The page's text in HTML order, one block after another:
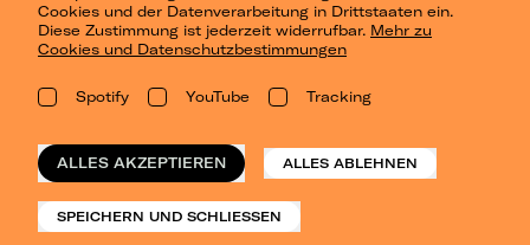
Cookies und der Datenverarbeitung in Drittstaaten ein.
Diese Zustimmung ist jederzeit widerrufbar. Mehr zu
Cookies und Datenschutzbestimmungen
Spotify YouTube Tracking
ALLES AKZEPTIEREN ALLES ABLEHNEN
SPEICHERN UND SCHLIESSEN
Presse
Berlin
Dresden
Leipzig
Konzertsommer Petersberg
Vergangene Shows
o_team
Datenschutz
Impressum